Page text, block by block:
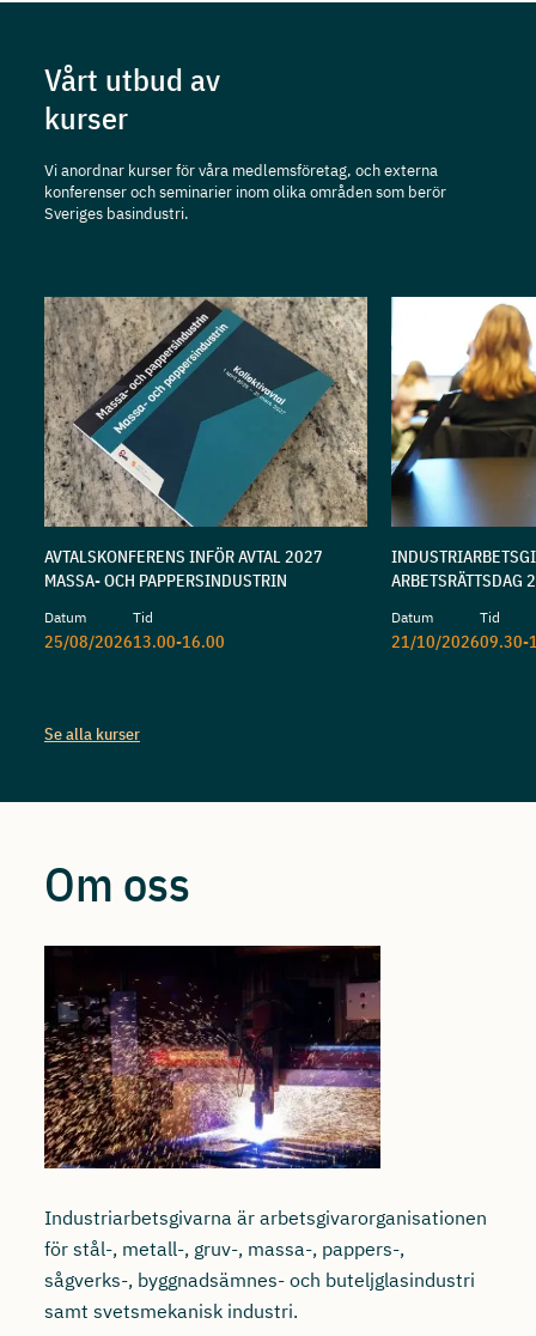
Vårt utbud av
kurser
Vi anordnar kurser för våra medlemsföretag, och externa
konferenser och seminarier inom olika områden som berör
Sveriges basindustri.
AVTALSKONFERENS INFÖR AVTAL 2027
MASSA- OCH PAPPERSINDUSTRIN
Datum
25/08/2026
Tid
13.00-16.00
ARBETSRÄTTSDAG
Datum
21/10/2026
Tid
09.30-
Se alla kurser
Om oss
Industriarbetsgivarna är arbetsgivarorganisationen
för stål-, metall-, gruv-, massa-, pappers-,
sågverks-, byggnadsämnes- och buteljglasindustri
samt svetsmekanisk industri.